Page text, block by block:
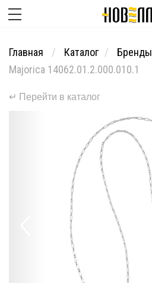
Главная Каталог Бренды
Majorica 14062.01.2.000.010.1
↵ Перейти в каталог